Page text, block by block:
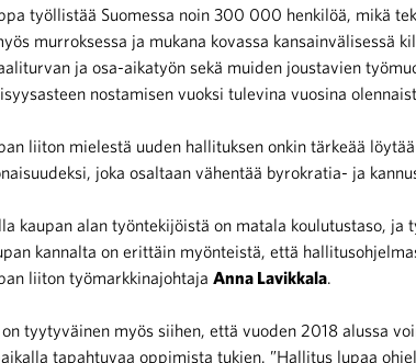
työllistää Suomessa noin 300 000 henkilöä, mikä
murroksessa ja mukana kovassa kansainvälisessä
ja osa-aikatyön sekä muiden joustavien
nostamisen vuoksi tulevina vuosina
liiton mielestä uuden hallituksen onkin tärkeää
joka osaltaan vähentää byrokratia- ja
kaupan alan työntekijöistä on matala koulutustaso,
kannalta on erittäin myönteistä, että
liiton työmarkkinajohtaja Anna Lavikkala.
on tyytyväinen myös siihen, että vuoden 2018 alussa
tapahtuvaa oppimista tukien. ”Hallitus lupaa